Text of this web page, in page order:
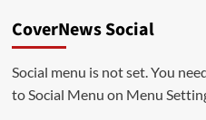
CoverNews Social
Social menu is not set. You
to Social Menu on Menu